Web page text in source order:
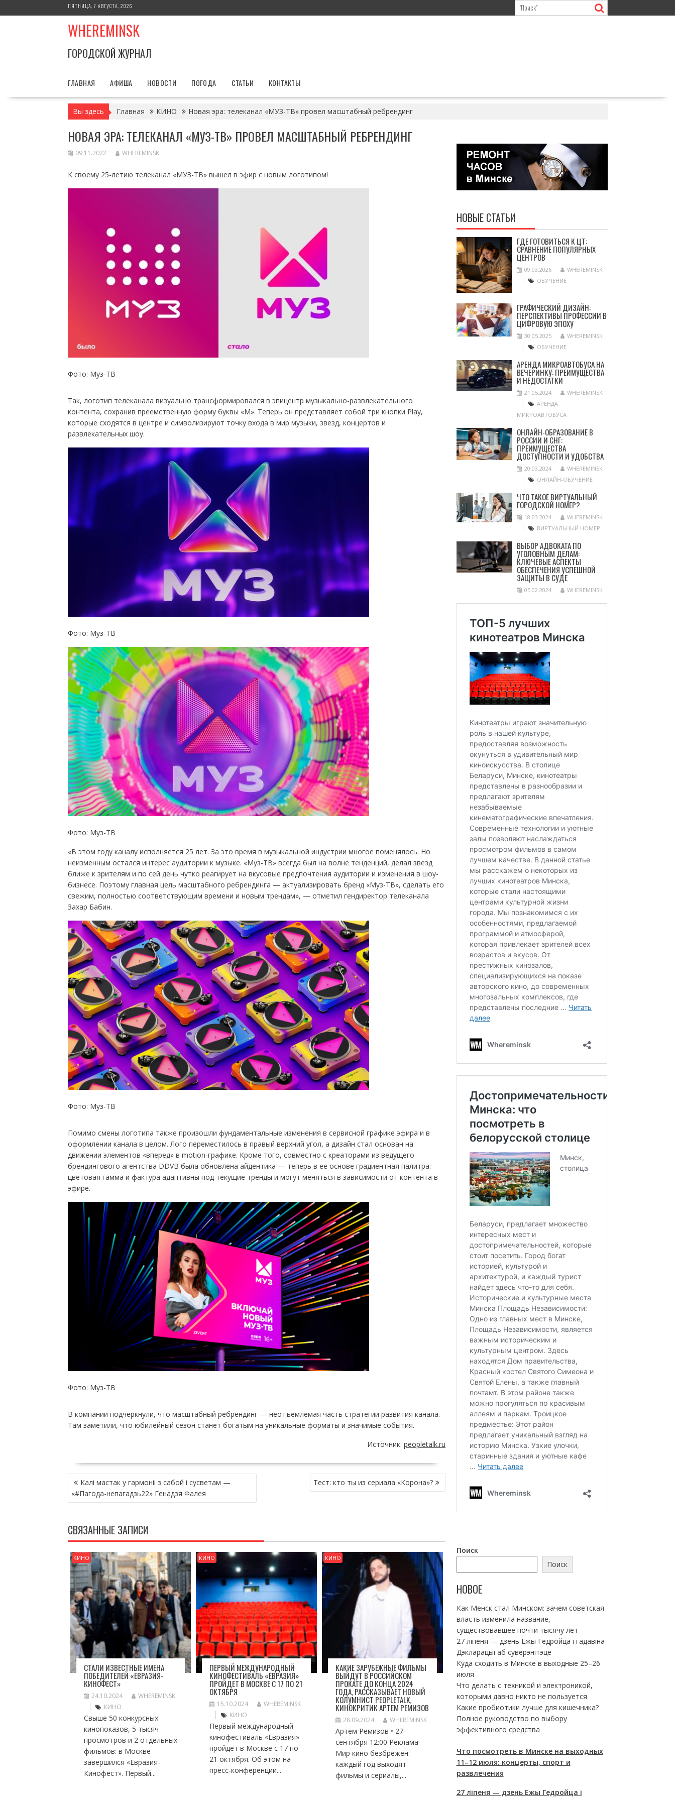
к
ПЯТНИЦА, 7 АВГУСТА, 2026
WHEREMINSK
ГОРОДСКОЙ ЖУРНАЛ
ГЛАВНАЯ АФИША НОВОСТИ ПОГОДА СТАТЬИ КОНТАКТЫ
Вы здесь Главная КИНО Новая эра: телеканал «МУЗ-ТВ» провел масштабный ребрендинг
НОВАЯ ЭРА: ТЕЛЕКАНАЛ «МУЗ-ТВ» ПРОВЕЛ МАСШТАБНЫЙ РЕБРЕНДИНГ
09.11.2022 WHEREMINSK
К своему 25-летию телеканал «МУЗ-ТВ» вышел в эфир с новым логотипом!
Фото: Муз-ТВ
Так, логотип телеканала визуально трансформировался в эпицентр музыкально-развлекательного
контента, сохранив преемственную форму буквы «М». Теперь он представляет собой три кнопки Play,
которые сходятся в центре и символизируют точку входа в мир музыки, звезд, концертов и
развлекательных шоу.
Фото: Муз-ТВ
Фото: Муз-ТВ
«В этом году каналу исполняется 25 лет. За это время в музыкальной индустрии многое поменялось. Но
неизменным остался интерес аудитории к музыке. «Муз-ТВ» всегда был на волне тенденций, делал звезд
ближе к зрителям и по сей день чутко реагирует на вкусовые предпочтения аудитории и изменения в шоу-
бизнесе. Поэтому главная цель масштабного ребрендинга — актуализировать бренд «Муз-ТВ», сделать его
свежим, полностью соответствующим времени и новым трендам», — отметил гендиректор телеканала
Захар Бабин.
Фото: Муз-ТВ
Помимо смены логотипа также произошли фундаментальные изменения в сервисной графике эфира и в
оформлении канала в целом. Лого переместилось в правый верхний угол, а дизайн стал основан на
движении элементов «вперед» в motion-графике. Кроме того, совместно с креаторами из ведущего
брендингового агентства DDVB была обновлена айдентика — теперь в ее основе градиентная палитра:
цветовая гамма и фактура адаптивны под текущие тренды и могут меняться в зависимости от контента в
эфире.
Фото: Муз-ТВ
В компании подчеркнули, что масштабный ребрендинг — неотъемлемая часть стратегии развития канала.
Там заметили, что юбилейный сезон станет богатым на уникальные форматы и значимые события.
Источник: peopletalk.ru
НАВИГАЦИЯ
ПО
ЗАПИСЯМ
Калі мастак у гармоніі з сабой і сусветам —
«#Пагода-непагадзь22» Генадзя Фалея
Тест: кто ты из сериала «Корона»?
СВЯЗАННЫЕ ЗАПИСИ
КИНО
СТАЛИ ИЗВЕСТНЫЕ ИМЕНА
ПОБЕДИТЕЛЕЙ «ЕВРАЗИЯ-
КИНОФЕСТ»
24.10.2024
WHEREMINSK
КИНО
Свыше 50 конкурсных
кинопоказов, 5 тысяч
просмотров и 2 отдельных
фильмов: в Москве
завершился «Евразия-
Кинофест». Первый...
КИНО
ПЕРВЫЙ МЕЖДУНАРОДНЫЙ
КИНОФЕСТИВАЛЬ «ЕВРАЗИЯ»
ПРОЙДЕТ В МОСКВЕ С 17 ПО 21
ОКТЯБРЯ
15.10.2024
WHEREMINSK
КИНО
Первый международный
кинофестиваль «Евразия»
пройдет в Москве с 17 по
21 октября. Об этом на
пресс-конференции...
КИНО
КАКИЕ ЗАРУБЕЖНЫЕ ФИЛЬМЫ
ВЫЙДУТ В РОССИЙСКОМ
ПРОКАТЕ ДО КОНЦА 2024
ГОДА, РАССКАЗЫВАЕТ НОВЫЙ
КОЛУМНИСТ PEOPLETALK,
КИНОКРИТИК АРТЕМ РЕМИЗОВ
28.09.2024 WHEREMINSK
Артём Ремизов • 27
сентября 12:00 Реклама
Мир кино безбрежен:
каждый год выходят
фильмы и сериалы,...
НОВЫЕ СТАТЬИ
ГДЕ ГОТОВИТЬСЯ К ЦТ:
СРАВНЕНИЕ ПОПУЛЯРНЫХ
ЦЕНТРОВ
09.03.2026
WHEREMINSK
ОБУЧЕНИЕ
ГРАФИЧЕСКИЙ ДИЗАЙН:
ПЕРСПЕКТИВЫ ПРОФЕССИИ В
ЦИФРОВУЮ ЭПОХУ
30.05.2025
WHEREMINSK
ОБУЧЕНИЕ
АРЕНДА МИКРОАВТОБУСА НА
ВЕЧЕРИНКУ: ПРЕИМУЩЕСТВА
И НЕДОСТАТКИ
21.05.2024
WHEREMINSK
АРЕНДА
МИКРОАВТОБУСА
ОНЛАЙН-ОБРАЗОВАНИЕ В
РОССИИ И СНГ:
ПРЕИМУЩЕСТВА
ДОСТУПНОСТИ И УДОБСТВА
20.03.2024
WHEREMINSK
ОНЛАЙН-ОБУЧЕНИЕ
ЧТО ТАКОЕ ВИРТУАЛЬНЫЙ
ГОРОДСКОЙ НОМЕР?
18.03.2024
WHEREMINSK
ВИРТУАЛЬНЫЙ НОМЕР
ВЫБОР АДВОКАТА ПО
УГОЛОВНЫМ ДЕЛАМ:
КЛЮЧЕВЫЕ АСПЕКТЫ
ОБЕСПЕЧЕНИЯ УСПЕШНОЙ
ЗАЩИТЫ В СУДЕ
05.02.2024 WHEREMINSK
Поиск
Поиск
НОВОЕ
Как Менск стал Минском: зачем советская
власть изменила название,
существовавшее почти тысячу лет
27 ліпеня — дзень Ежы Гедройца і гадавіна
Дэкларацыі аб суверэнітэце
Куда сходить в Минске в выходные 25–26
июля
Что делать с техникой и электроникой,
которыми давно никто не пользуется
Какие пробиотики лучше для кишечника?
Полное руководство по выбору
эффективного средства
Что посмотреть в Минске на выходных
11–12 июля: концерты, спорт и
развлечения
27 ліпеня — дзень Ежы Гедройца і